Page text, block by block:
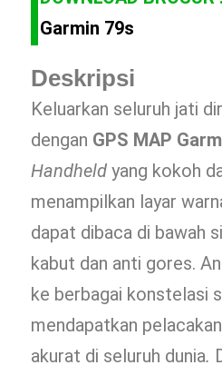
Garmin 79s
Deskripsi
Keluarkan seluruh jati
dengan GPS MAP
Handheldyang kokoh
menampilkan layar
dapat dibaca di bawah
kabut dan anti gores.
ke berbagai konstelasi
mendapatkan
akurat di seluruh dunia.